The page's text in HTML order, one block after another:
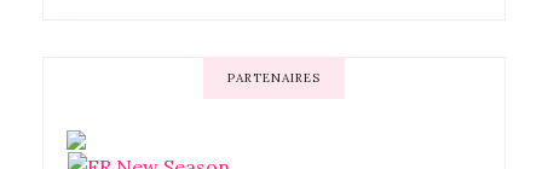
PARTENAIRES